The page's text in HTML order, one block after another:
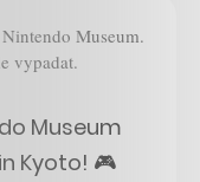
Museum.
vypadat.
Museum
Kyoto! 🎮